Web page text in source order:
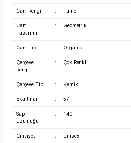
Cam Rengi : Füme
Cam
Tasarımı
: Geometrik
Cam Tipi : Organik
Çerçeve
Rengi
: Çok Renkli
Çerçeve Tipi : Kemik
Ekartman : 57
Sap
Uzunluğu
: 140
Cinsiyet : Unisex